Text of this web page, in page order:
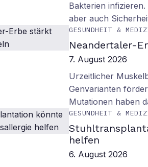
Bakterien
aber auch
GESUNDHEIT &
Neandertaler-
7. August 2026
Urzeitlicher
Genvarianten
Mutationen haben
GESUNDHEIT &
helfen
6. August 2026